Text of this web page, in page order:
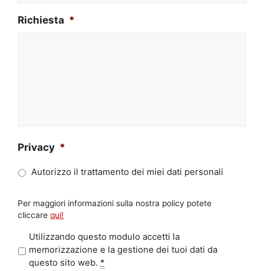
Richiesta *
Privacy *
Autorizzo il trattamento dei miei dati personali
Per maggiori informazioni sulla nostra policy potete
cliccare qui!
r
Utilizzando questo modulo accetti la
memorizzazione e la gestione dei tuoi dati da
questo sito web. *